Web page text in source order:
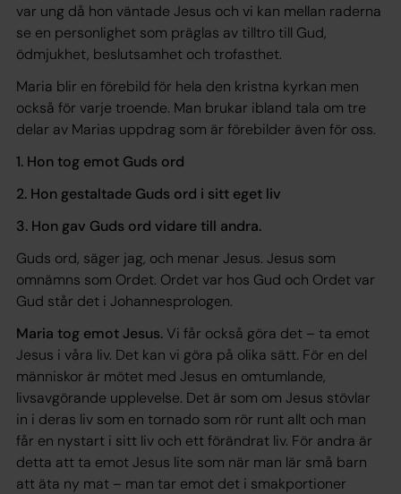
var ung då hon väntade Jesus och vi kan mellan raderna
se en personlighet som präglas av tilltro till Gud,
ödmjukhet, beslutsamhet och trofasthet.
Maria blir en förebild för hela den kristna kyrkan men
också för varje troende. Man brukar ibland tala om tre
delar av Marias uppdrag som är förebilder även för oss.
1. Hon tog emot Guds ord
2. Hon gestaltade Guds ord i sitt eget liv
3. Hon gav Guds ord vidare till andra.
Guds ord, säger jag, och menar Jesus. Jesus som
omnämns som Ordet. Ordet var hos Gud och Ordet var
Gud står det i Johannesprologen.
Maria tog emot Jesus. Vi får också göra det – ta emot
Jesus i våra liv. Det kan vi göra på olika sätt. För en del
människor är mötet med Jesus en omtumlande,
livsavgörande upplevelse. Det är som om Jesus stövlar
in i deras liv som en tornado som rör runt allt och man
får en nystart i sitt liv och ett förändrat liv. För andra är
detta att ta emot Jesus lite som när man lär små barn
att äta ny mat – man tar emot det i smakportioner